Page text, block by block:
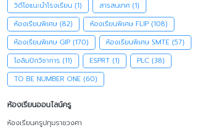
วิดีโอแนะนำโรงเรียน (1) สารสนเทศ (1)
ห้องเรียนพิเศษ (82) ห้องเรียนพิเศษ FLIP (108)
ห้องเรียนพิเศษ GIP (170) ห้องเรียนพิเศษ SMTE (57)
โอลิมปิกวิชาการ (11) ESPRT (1) PLC (38)
TO BE NUMBER ONE (60)
ห้องเรียนออนไลน์ครู
ห้องเรียนครูปทุมราชวงศา